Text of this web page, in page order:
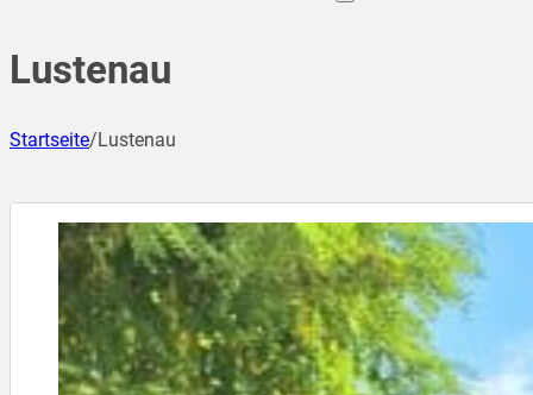
Lustenau
Startseite/Lustenau